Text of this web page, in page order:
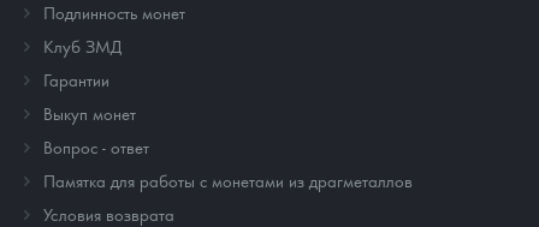
Подлинность монет
Клуб ЗМД
Гарантии
Выкуп монет
Вопрос - ответ
Памятка для работы с монетами из драгметаллов
Условия возврата